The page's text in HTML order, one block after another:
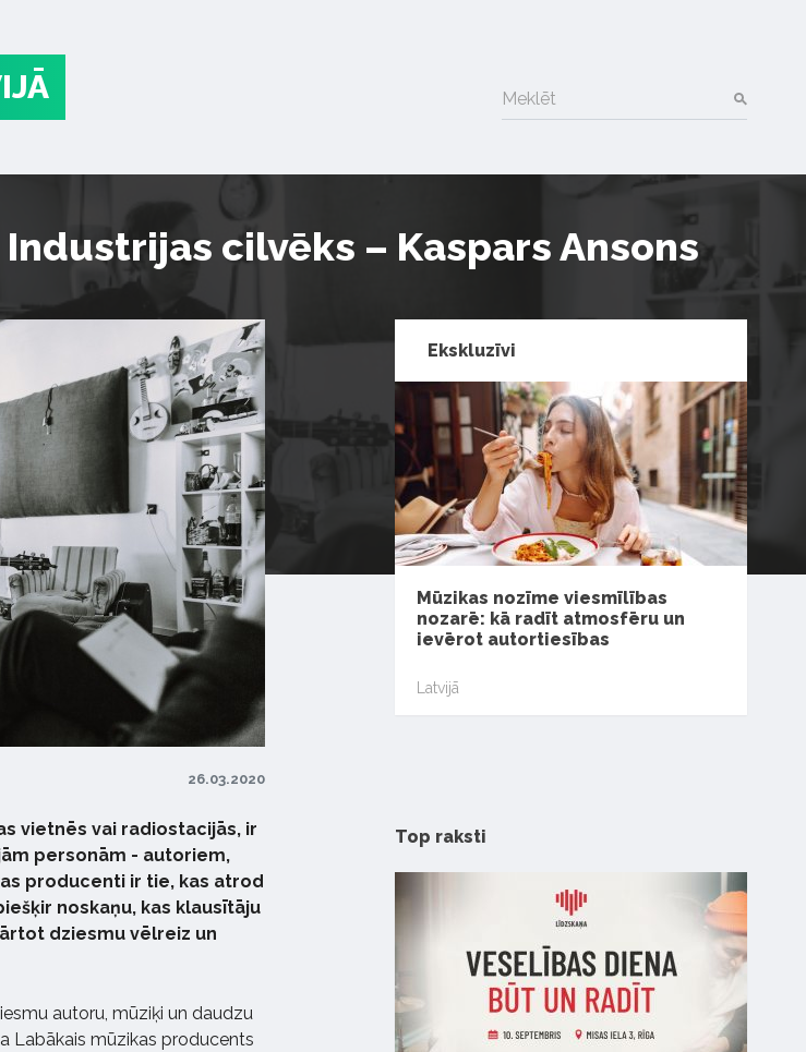
Meklēt
cilvēks – Kaspars Ansons
26.03.2020
vietnēs vai radiostacijās, ir
personām - autoriem,
producenti ir tie, kas atrod
noskaņu, kas klausītāju
dziesmu vēlreiz un
autoru, mūziķi un daudzu
Labākais mūzikas producents
Ekskluzīvi
Mūzikas nozīme viesmīlības
nozarē: kā radīt atmosfēru un
ievērot autortiesības
Latvijā
Top raksti